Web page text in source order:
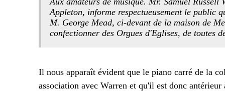
Appleton, informe respectueusement le public
M. George Mead, ci-devant de la maison de
confectionner des Orgues d'Eglises, de toutes
Il nous apparaît évident que le piano carré de la
association avec Warren et qu'il est donc